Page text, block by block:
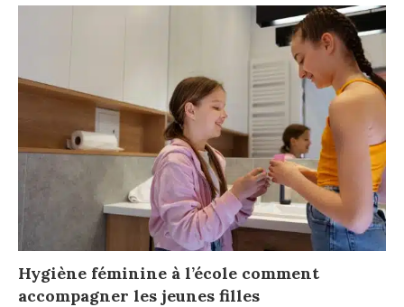
Hygiène féminine à l’école comment
accompagner les jeunes filles